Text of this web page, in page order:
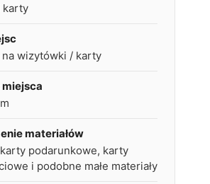
karty
wizytówki / karty
miejsca
materiałów
podarunkowe, karty
i podobne małe materiały